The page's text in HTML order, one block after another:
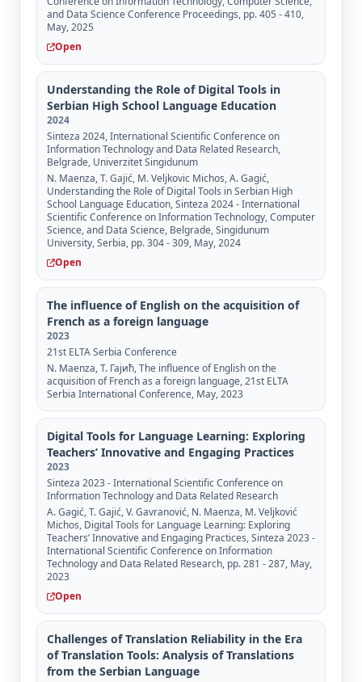
and Data Science Conference Proceedings, pp. 405 - 410,
May, 2025
Open
Understanding the Role of Digital Tools in
Serbian High School Language Education
2024
Sinteza 2024, International Scientific Conference on
Information Technology and Data Related Research,
Belgrade, Univerzitet Singidunum
N. Maenza, Т. Gajić, М. Veljkovic Michos, А. Gagić,
Understanding the Role of Digital Tools in Serbian High
School Language Education, Sinteza 2024 - International
Scientific Conference on Information Technology, Computer
Science, and Data Science, Belgrade, Singidunum
University, Serbia, pp. 304 - 309, May, 2024
Open
The influence of English on the acquisition of
French as a foreign language
2023
21st ELTA Serbia Conference
N. Maenza, Т. Гајић, The influence of English on the
acquisition of French as a foreign language, 21st ELTA
Serbia International Conference, May, 2023
Digital Tools for Language Learning: Exploring
Teachers’ Innovative and Engaging Practices
2023
Sinteza 2023 - International Scientific Conference on
Information Technology and Data Related Research
A. Gagić, Т. Gajić, V. Gavranović, N. Maenza, М. Veljković
Michos, Digital Tools for Language Learning: Exploring
Teachers’ Innovative and Engaging Practices, Sinteza 2023 -
International Scientific Conference on Information
Technology and Data Related Research, pp. 281 - 287, May,
2023
Open
Challenges of Translation Reliability in the Era
of Translation Tools: Analysis of Translations
from the Serbian Language